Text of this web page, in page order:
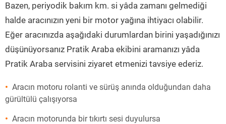
Bazen, periyodik bakım km. si yâda zamanı gelmediği
halde aracınızın yeni bir motor yağına ihtiyacı olabilir.
Eğer aracınızda aşağıdaki durumlardan birini yaşadığınızı
düşünüyorsanız Pratik Araba ekibini aramanızı yâda
Pratik Araba servisini ziyaret etmenizi tavsiye ederiz.
Aracın motoru rolanti ve sürüş anında olduğundan daha
gürültülü çalışıyorsa
Aracın motorunda bir tıkırtı sesi duyulursa